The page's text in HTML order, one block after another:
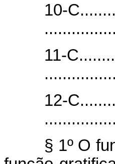
10-
11-
12-
§ 1º O